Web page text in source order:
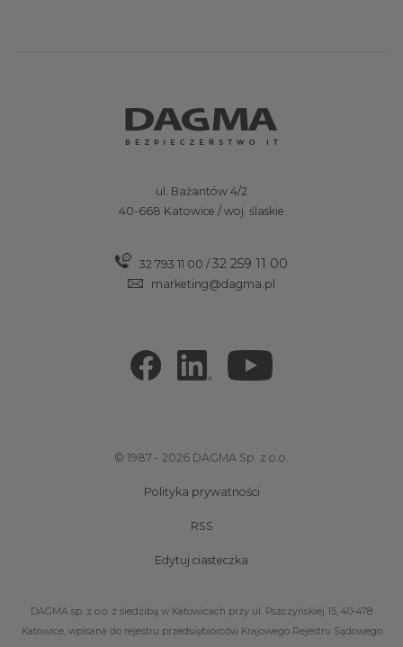
ul. Bażantów 4/2
40-668 Katowice / woj. ślaskie
32 793 11 00 / 32 259 11 00
marketing@dagma.pl
© 1987 - 2026 DAGMA Sp. z o.o.
Polityka prywatności
RSS
Edytuj ciasteczka
DAGMA sp. z o.o. z siedzibą w Katowicach przy ul. Pszczyńskiej 15, 40-478
Katowice, wpisana do rejestru przedsiębiorców Krajowego Rejestru Sądowego